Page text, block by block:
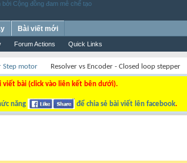
Forum Actions Quick Links
Bài viết mới
Step motor Resolver vs Encoder - Closed loop stepper
viết bài (click vào liên kết bên dưới).
năng để chia sẻ bài viết lên facebook.